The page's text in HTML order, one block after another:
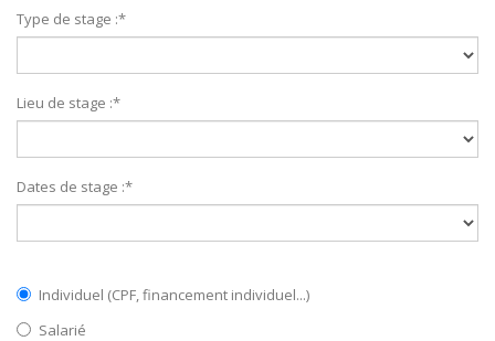
Type de stage :*
Lieu de stage :*
Dates de stage :*
Individuel (CPF, financement individuel...)
Salarié